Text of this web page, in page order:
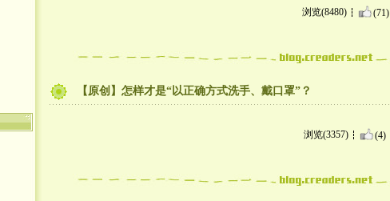
浏览(8480) (71)
【原创】怎样才是“以正确方式洗手、戴口罩”？
浏览(3357) (4)